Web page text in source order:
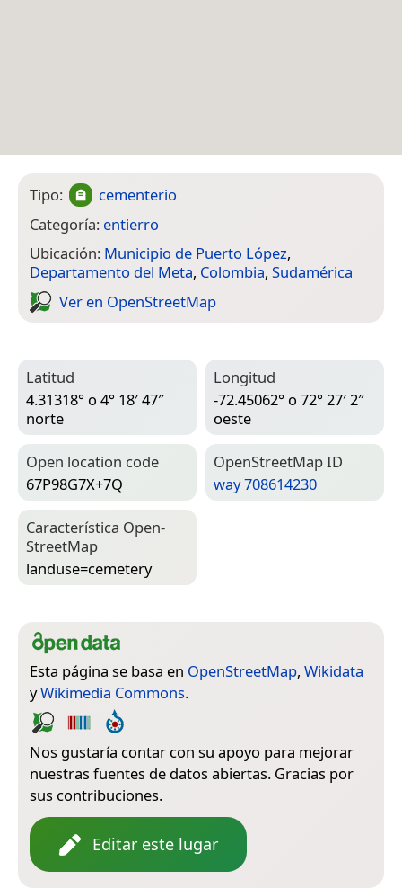
Tipo:
cementerio
Categoría: entierro
Ubicación: Municipio de Puerto López,
Departamento del Meta, Colombia, Sudamérica
Ver en Open­Street­Map
Latitud
4.31318° o 4° 18′ 47″
norte
Longitud
-72.45062° o 72° 27′ 2″
oeste
Open location code
67P98G7X+7Q
Open­Street­Map ID
way 708614230
Característica Open­
Street­Map
landuse=­cemetery
Esta página se basa en OpenStreetMap, Wikidata
yWikimedia Commons.
Nos gustaría contar con su apoyo para mejorar
nuestras fuentes de datos abiertas. Gracias por
sus contribuciones.
Editar este lugar